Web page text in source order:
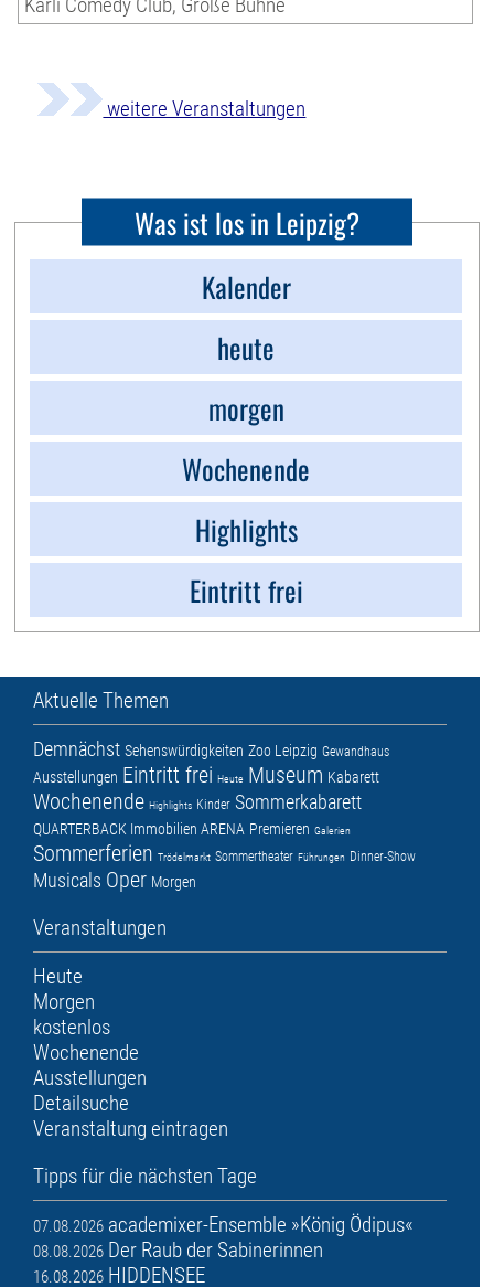
weitere Veranstaltungen
Was ist los in Leipzig?
Kalender
heute
morgen
Wochenende
Highlights
Eintritt frei
Aktuelle Themen
Demnächst Sehenswürdigkeiten Zoo Leipzig Gewandhaus
Ausstellungen Eintritt frei Heute Museum Kabarett
Wochenende Highlights Kinder Sommerkabarett
QUARTERBACK Immobilien ARENA Premieren Galerien
Sommerferien Trödelmarkt Sommertheater Führungen Dinner-Show
Musicals Oper Morgen
Veranstaltungen
Heute
Morgen
kostenlos
Wochenende
Ausstellungen
Detailsuche
Veranstaltung eintragen
Tipps für die nächsten Tage
07.08.2026 academixer-Ensemble »König Ödipus«
08.08.2026 Der Raub der Sabinerinnen
16.08.2026 HIDDENSEE